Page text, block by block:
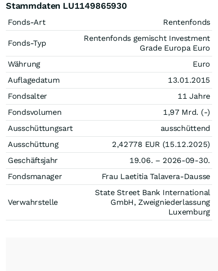
Stammdaten LU1149865930
Fonds-Art Rentenfonds
Fonds-Typ
Rentenfonds gemischt Investment
Grade Europa Euro
Währung
Euro
Auflagedatum
13.01.2015
Fondsalter
11 Jahre
Fondsvolumen
1,97 Mrd. (-)
Ausschüttungsart
ausschüttend
Ausschüttung
2,42778 EUR (15.12.2025)
Geschäftsjahr
19.06. – 2026-09-30.
Fondsmanager
Frau Laetitia Talavera-Dausse
Verwahrstelle
State Street Bank International
GmbH, Zweigniederlassung
Luxemburg